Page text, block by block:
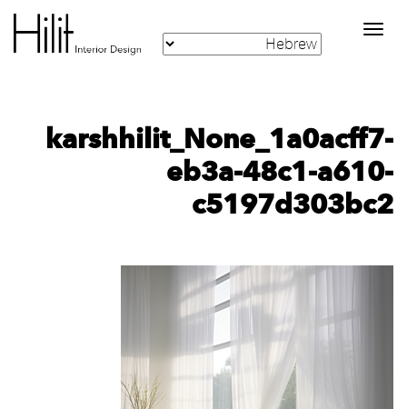
Toggle
navigation
karshhilit_None_1a0acff7-
eb3a-48c1-a610-
c5197d303bc2